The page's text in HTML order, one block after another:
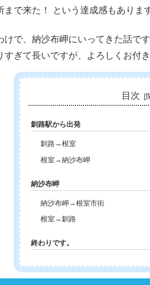
まで来た！ という達成感もありま
けで、納沙布岬にいってきた話です
すぎて長いですが、よろしくお付き
目次
釧路駅から出発
釧路→根室
根室→納沙布岬
納沙布岬
納沙布岬→根室市街
根室→釧路
終わりです。